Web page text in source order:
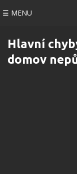
☰ MENU
Hlavní
domov